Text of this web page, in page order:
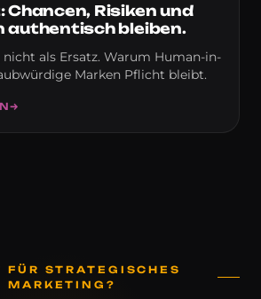
Chancen, Risiken und
authentisch bleiben.
nicht als Ersatz. Warum Human-in-
Marken Pflicht bleibt.
→
FÜR STRATEGISCHES
MARKETING?